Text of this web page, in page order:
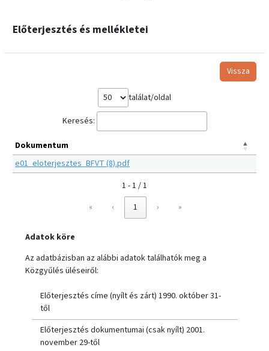
Előterjesztés és mellékletei
Vissza
találat/oldal
Keresés:
Dokumentum
e01_eloterjesztes_BFVT (8).pdf
1 - 1 / 1
«
‹ 1 › »
Adatok köre
Az adatbázisban az alábbi adatok találhatók meg a
Közgyűlés üléseiről:
Előterjesztés címe (nyílt és zárt) 1990. október 31-
től
Előterjesztés dokumentumai (csak nyílt) 2001.
november 29-től